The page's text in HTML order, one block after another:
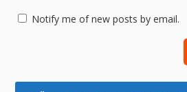
Notify me of new posts by email.